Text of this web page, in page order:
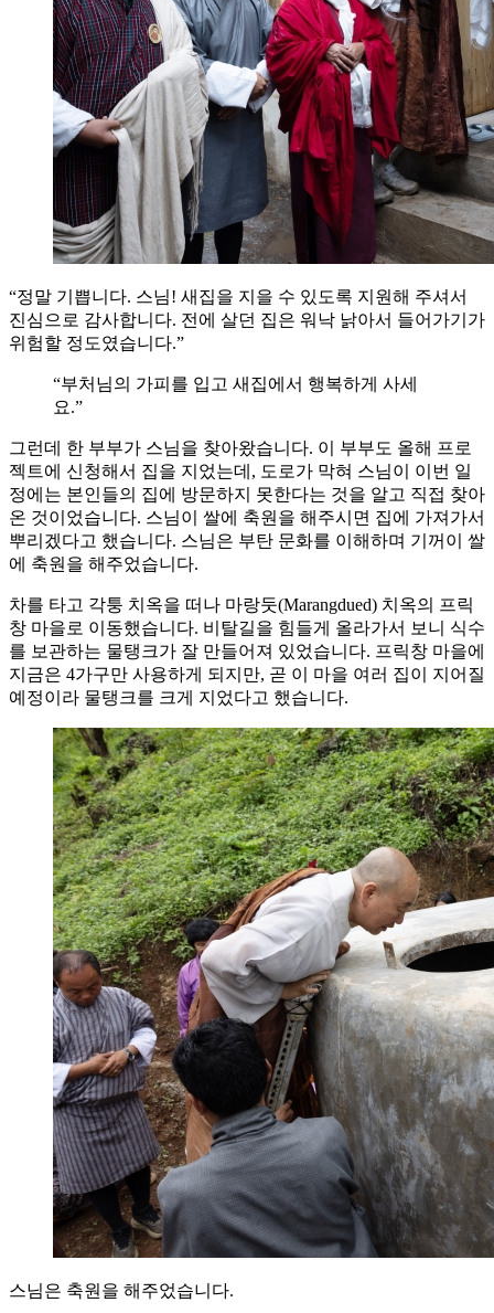
“정말 기쁩니다. 스님! 새집을 지을 수 있도록 지원해 주셔서
진심으로 감사합니다. 전에 살던 집은 워낙 낡아서 들어가기가
위험할 정도였습니다.”
“부처님의 가피를 입고 새집에서 행복하게 사세
요.”
그런데 한 부부가 스님을 찾아왔습니다. 이 부부도 올해 프로
젝트에 신청해서 집을 지었는데, 도로가 막혀 스님이 이번 일
정에는 본인들의 집에 방문하지 못한다는 것을 알고 직접 찾아
온 것이었습니다. 스님이 쌀에 축원을 해주시면 집에 가져가서
뿌리겠다고 했습니다. 스님은 부탄 문화를 이해하며 기꺼이 쌀
에 축원을 해주었습니다.
차를 타고 각퉁 치옥을 떠나 마랑둣(Marangdued) 치옥의 프릭
창 마을로 이동했습니다. 비탈길을 힘들게 올라가서 보니 식수
를 보관하는 물탱크가 잘 만들어져 있었습니다. 프릭창 마을에
지금은 4가구만 사용하게 되지만, 곧 이 마을 여러 집이 지어질
예정이라 물탱크를 크게 지었다고 했습니다.
스님은 축원을 해주었습니다.